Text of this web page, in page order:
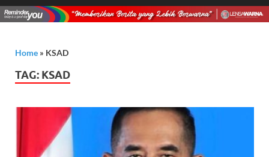
Home » KSAD
TAG: KSAD